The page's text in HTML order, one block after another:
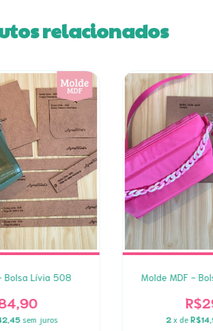
relacionados
Bolsa Lívia 508
sem juros
Molde MDF -
2 x de